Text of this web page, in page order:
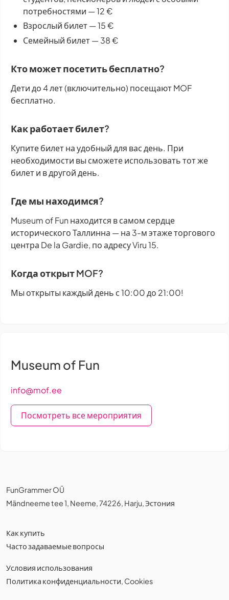
потребностями — 12 €
Взрослый билет — 15 €
Семейный билет — 38 €
Кто может посетить бесплатно?
Дети до 4 лет (включительно) посещают MOF
бесплатно.
Как работает билет?
Купите билет на удобный для вас день. При
необходимости вы сможете использовать тот же
билет и в другой день.
Где мы находимся?
Museum of Fun находится в самом сердце
исторического Таллинна — на 3-м этаже торгового
центра De la Gardie, по адресу Viru 15.
Когда открыт MOF?
Мы открыты каждый день с 10:00 до 21:00!
Museum of Fun
info@mof.ee
Посмотреть все мероприятия
FunGrammer OÜ
Mändneeme tee 1, Neeme, 74226, Harju, Эстония
Как купить
Часто задаваемые вопросы
Условия использования
Политика конфиденциальности, Cookies